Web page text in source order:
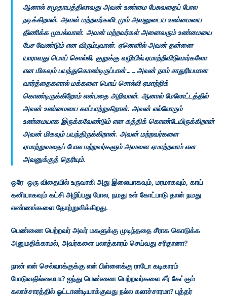
ஆனால் சமுதாயத்திலாவது அவன் உண்மை பேசுவதைப் போல
நடிக்கிறான். அவன் மற்றவர்களிடமும் அவனுடைய உண்மையை
திணிக்க முயல்வான். அவன் மற்றவர்கள் அனைவரும் உண்மையை
பேச வேண்டும் என விரும்புவான். ஏனெனில் அவன் தன்னை
யாராவது பொய் சொல்லி, குறுக்கு வழியில்,ஏமாற்றிவிடுவார்களோ
என மிகவும் பயந்துகொண்டிருப்பான்……அவன் நாம் சாதுரியமான
வார்த்தைகளால் மக்களை பொய் சொல்லி ஏமாற்றிக்
கொண்டிருக்கிறோம் என்பதை அறிவான். ஆனால் மேலோட்டத்தில்
அவன் உண்மையை காப்பாற்றுகிறான். அவன் எல்லோரும்
உண்மையாக இருக்கவேண்டும் என கத்திக் கொண்டேயிருக்கிறான்
அவன் மிகவும் பயந்திருக்கிறான். அவன் மற்றவர்களை
ஏமாற்றுவதைப் போல மற்றவர்களும் அவனை ஏமாற்றலாம் என
அவனுக்குத் தெரியும்.
ஒரே ஒரு விதையில் உருவாகி அது இலையாகவும், மரமாகவும், காய்
கனியாகவும் கட்சி அழிப்பது போல, நமது உள் கோட்பாடு தான் நமது
எண்ணங்களை தோற்றுவிக்கிறது.
பெண்ணை பெற்றவர் அவர் மகளுக்கு முடிந்ததை சீராக கொடுக்க
அனுமதிக்காமல், அவர்களை பலாத்காரம் செய்வது சரிதானா?
நான் என் செல்வாக்குக்கு என் பிள்ளைக்கு ராடோ கடிகாரம்
போடுவதில்லையா? ஐந்து பெண்ணை பெற்றவர்களை சீர் கேட்கும்
கலாச்சாரத்தில் ஓட்டாண்டியாக்குவது நல்ல கலாச்சாரமா? புத்தர்